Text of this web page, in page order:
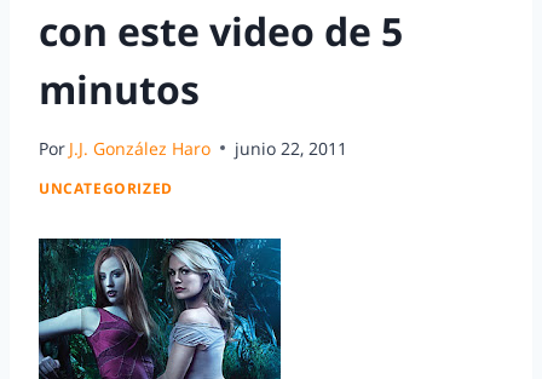
con este video de 5
minutos
Por J.J. González Haro junio 22, 2011
UNCATEGORIZED